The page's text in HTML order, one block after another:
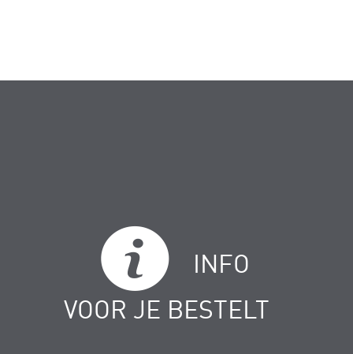
INFO
VOOR JE BESTELT